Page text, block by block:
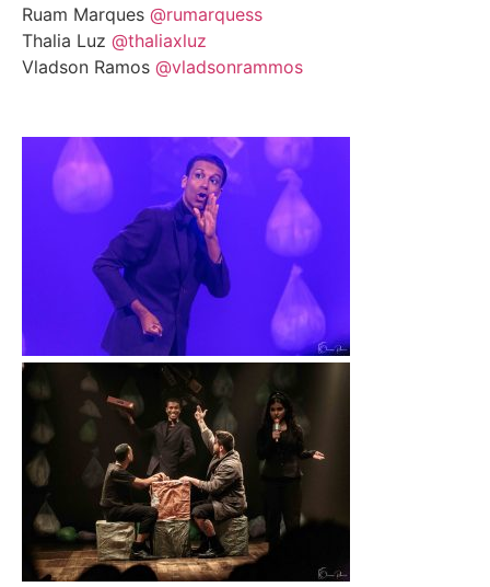
Ruam Marques @rumarquess
Thalia Luz @thaliaxluz
Vladson Ramos @vladsonrammos